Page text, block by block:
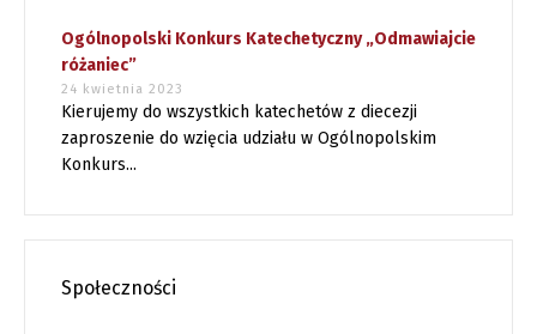
Ogólnopolski Konkurs Katechetyczny „Odmawiajcie
różaniec”
24 kwietnia 2023
Kierujemy do wszystkich katechetów z diecezji
zaproszenie do wzięcia udziału w Ogólnopolskim
Konkurs...
Społeczności